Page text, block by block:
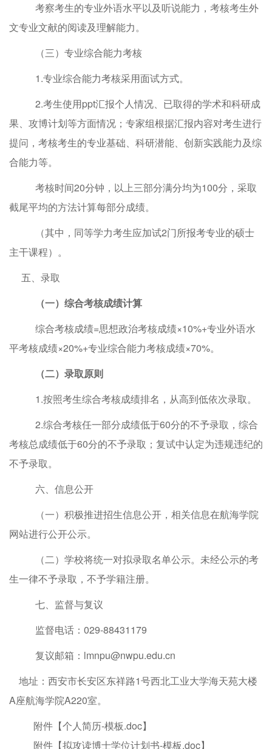
考察考生的专业外语水平以及听说能力，考核考生外
文专业文献的阅读及理解能力。
（三）专业综合能力考核
1.专业综合能力考核采用面试方式。
2.考生使用ppt汇报个人情况、已取得的学术和科研成
果、攻博计划等方面情况；专家组根据汇报内容对考生进行
提问，考核考生的专业基础、科研潜能、创新实践能力及综
合能力等。
考核时间20分钟，以上三部分满分均为100分，采取
截尾平均的方法计算每部分成绩。
（其中， 同等学力考生应加试2门所报考专业的硕士
主干课程） 。
五、 录取
（一）综合考核成绩计算
综合考核成绩=思想政治考核成绩×10%+专业外语水
平考核成绩×20%+专业综合能力考核成绩×70%。
（二）录取原则
1.按照考生综合考核成绩排名，从高到低依次录取。
2.综合考核任一部分成绩低于60分的不予录取，综合
考核总成绩低于60分的不予录取；复试中认定为违规违纪的
不予录取。
六、 信息公开
（一）积极推进招生信息公开，相关信息在航海学院
网站进行公开公示。
（二）学校将统一对拟录取名单公示。未经公示的考
生一律不予录取，不予学籍注册。
七、 监督与复议
监督电话： 029-88431179
复议邮箱： lmnpu@nwpu.edu.cn
地址： 西安市长安区东祥路1号西北工业大学海天苑大楼
A座航海学院A220室。
附件【个人简历-模板.doc】
附件【拟攻读博士学位计划书-模板.doc】